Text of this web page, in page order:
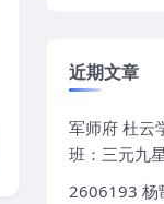
近期文章
军师府 杜云
班：三元九
2606193 杨